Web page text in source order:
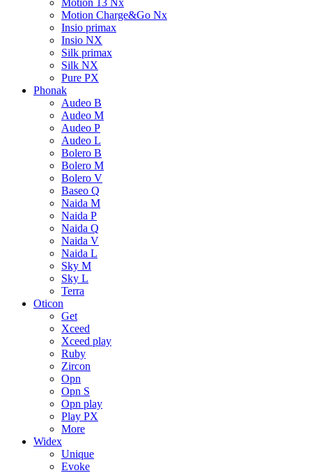
Motion 13 Nx
Motion Charge&Go Nx
Insio primax
Insio NX
Silk primax
Silk NX
Pure PX
Phonak
Audeo B
Audeo M
Audeo P
Audeo L
Bolero B
Bolero M
Bolero V
Baseo Q
Naida M
Naida P
Naida Q
Naida V
Naida L
Sky M
Sky L
Terra
Oticon
Get
Xceed
Xceed play
Ruby
Zircon
Opn
Opn S
Opn play
Play PX
More
Widex
Unique
Evoke